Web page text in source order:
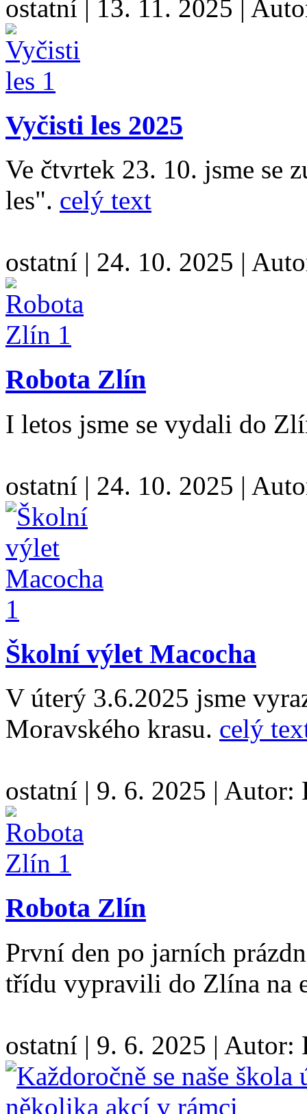
ostatní 13. 11. 2025
Vyčisti les 2025
Ve čtvrtek 23. 10. jsme se
les". celý text
ostatní | 24. 10. 2025 |
Robota Zlín
I letos jsme se vydali do
ostatní | 24. 10. 2025 |
Školní výlet Macocha
V úterý 3.6.2025 jsme
Moravského krasu. celý
ostatní | 9. 6. 2025 | Autor:
Robota Zlín
První den po jarních
třídu vypravili do Zlína na
ostatní | 9. 6. 2025 | Autor: